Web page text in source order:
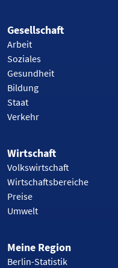
Gesellschaft
Arbeit
Soziales
Gesundheit
Bildung
Staat
Verkehr
Wirtschaft
Volkswirtschaft
Wirtschaftsbereiche
Preise
Umwelt
Meine Region
Berlin-Statistik